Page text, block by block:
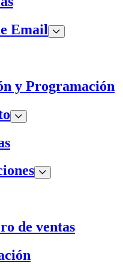
Email
y Programación
de ventas